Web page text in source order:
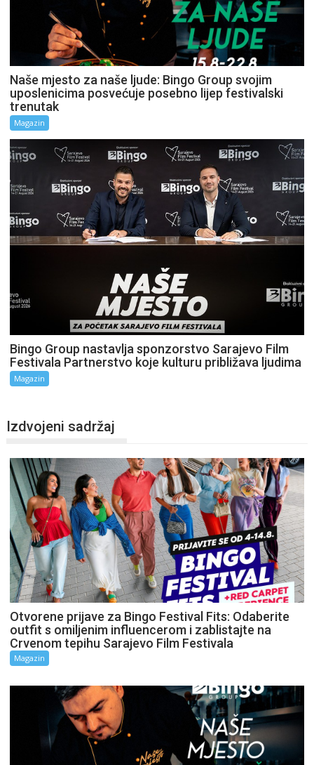
Naše mjesto za naše ljude: Bingo Group svojim
uposlenicima posvećuje posebno lijep festivalski
trenutak
Magazin
Bingo Group nastavlja sponzorstvo Sarajevo Film
Festivala Partnerstvo koje kulturu približava ljudima
Magazin
Izdvojeni sadržaj
Otvorene prijave za Bingo Festival Fits: Odaberite
outfit s omiljenim influencerom i zablistajte na
Crvenom tepihu Sarajevo Film Festivala
Magazin